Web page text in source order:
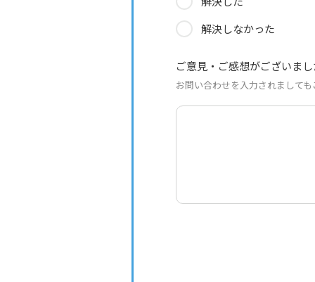
解決しなかった
ご意見・ご感想がございま
お問い合わせを入力されまして